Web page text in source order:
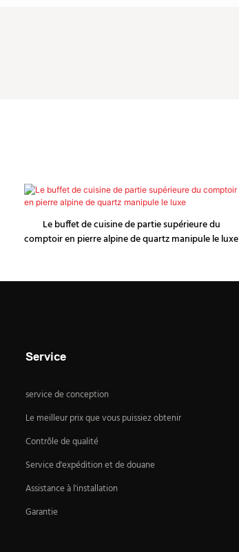
Le buffet de cuisine de partie supérieure du
comptoir en pierre alpine de quartz manipule le luxe
Service
service de conception
Le meilleur prix que vous puissiez obtenir
Contrôle de qualité
Service d'expédition et de douane
Assistance à l'installation
Garantie